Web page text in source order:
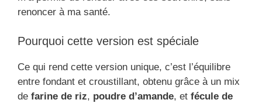
renoncer à ma santé.
Pourquoi cette version est spéciale
Ce qui rend cette version unique, c’est l’équilibre
entre fondant et croustillant, obtenu grâce à un mix
de farine de riz, poudre d’amande, et fécule de